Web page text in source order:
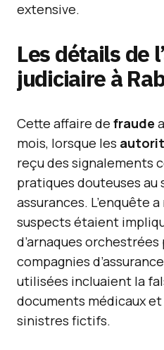
extensive.
Les détails de
judiciaire à
Cette affaire de fraude
mois, lorsque les
reçu des signalements
pratiques douteuses au
assurances. L’enquête
suspects étaient
d’arnaques
compagnies
utilisées incluaient la
documents médicaux
sinistres fictifs.